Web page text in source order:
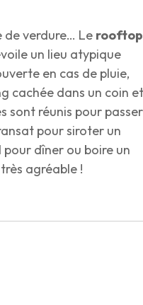
de verdure… Le rooftop
un lieu atypique
en cas de pluie,
cachée dans un coin et
sont réunis pour passer
pour siroter un
dîner ou boire un
agréable !